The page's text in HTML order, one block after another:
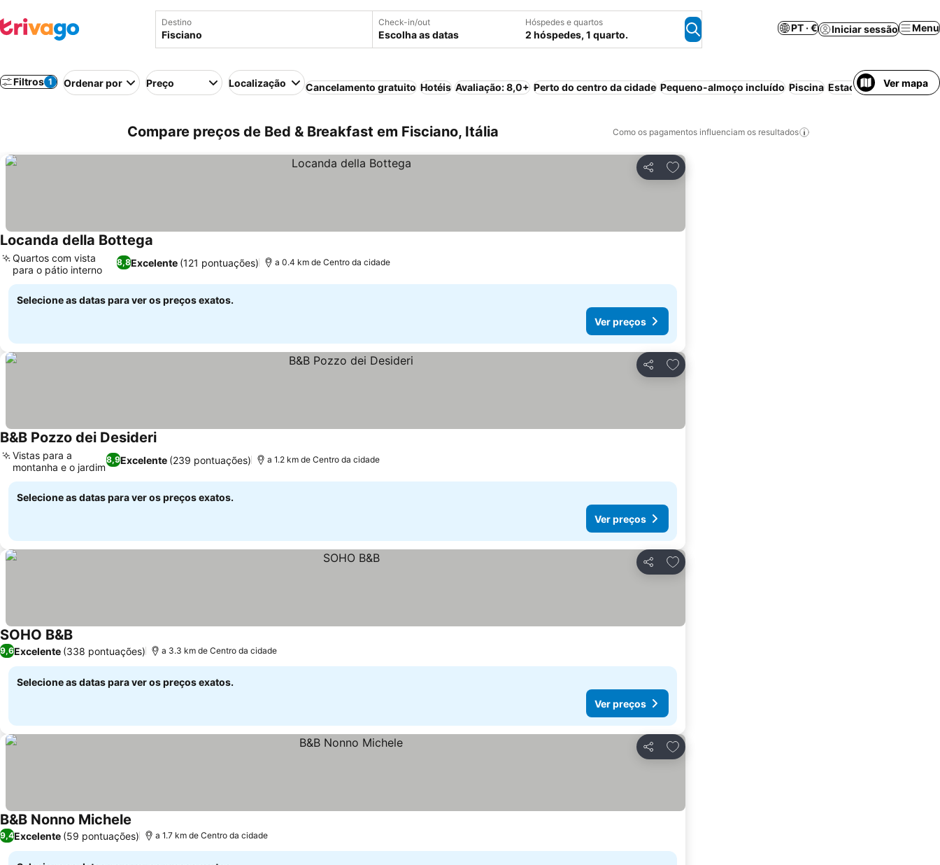
Destino Check-in/out
Escolha as datas
Hóspedes e quartos
2 hóspedes, 1 quarto.
PT · € Iniciar sessão Menu
Filtros 1 Ordenar por Preço Localização Cancelamento gratuito Hotéis Avaliação: 8,0+ Perto do centro da cidade Pequeno-almoço incluído Piscina EstacionamentoVer mapa
Compare preços de Bed & Breakfast em Fisciano, Itália Como os pagamentos influenciam os resultados
Partilhar
Adicionar aos favoritos
Locanda della Bottega
8,8Excelente (121 pontuações)
Quartos com vista
para o pátio interno
a 0.4 km de Centro da cidade
Selecione as datas para ver os preços exatos.
Ver preços
Partilhar
Adicionar aos favoritos
B&B Pozzo dei Desideri
8,9Excelente (239 pontuações)
Vistas para a
montanha e o jardim
a 1.2 km de Centro da cidade
Selecione as datas para ver os preços exatos.
Ver preços
Partilhar
Adicionar aos favoritos
SOHO B&B
9,6Excelente (338 pontuações) a 3.3 km de Centro da cidade
Selecione as datas para ver os preços exatos.
Ver preços
Partilhar
Adicionar aos favoritos
B&B Nonno Michele
9,4Excelente (59 pontuações) a 1.7 km de Centro da cidade